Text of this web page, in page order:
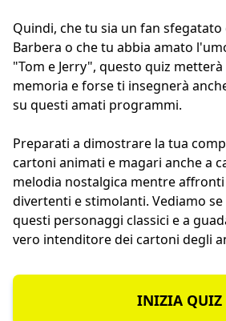
Quindi, che tu sia un fan sfegatato
Barbera o che tu abbia amato
"Tom e Jerry", questo quiz
memoria e forse ti insegnerà
su questi amati programmi.
Preparati a dimostrare la tua
cartoni animati e magari anche a
melodia nostalgica mentre
divertenti e stimolanti. Vediamo
questi personaggi classici e a
vero intenditore dei cartoni degli
INIZIA QUIZ